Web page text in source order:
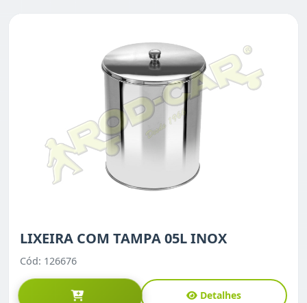
LIXEIRA COM TAMPA 05L INOX
Cód: 126676
Detalhes